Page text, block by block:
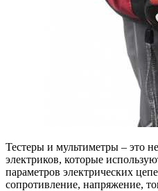
Тестеры и мультиметры – это
электриков, которые
параметров электрических
сопротивление, напряжение,